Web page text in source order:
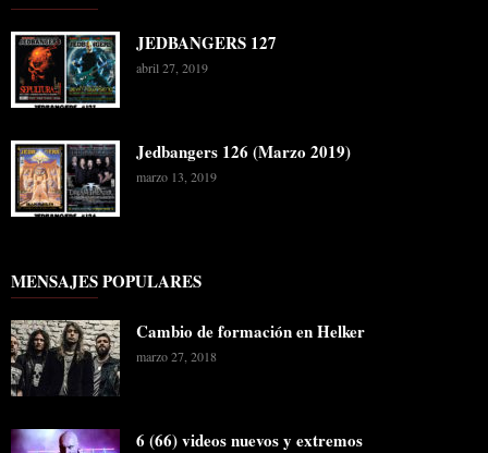
JEDBANGERS 127
abril 27, 2019
Jedbangers 126 (Marzo 2019)
marzo 13, 2019
MENSAJES POPULARES
Cambio de formación en Helker
marzo 27, 2018
6 (66) videos nuevos y extremos